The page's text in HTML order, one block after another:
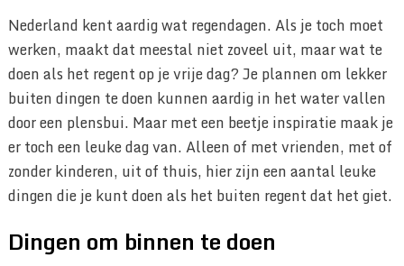
Nederland kent aardig wat regendagen. Als je toch moet
werken, maakt dat meestal niet zoveel uit, maar wat te
doen als het regent op je vrije dag? Je plannen om lekker
buiten dingen te doen kunnen aardig in het water vallen
door een plensbui. Maar met een beetje inspiratie maak je
er toch een leuke dag van. Alleen of met vrienden, met of
zonder kinderen, uit of thuis, hier zijn een aantal leuke
dingen die je kunt doen als het buiten regent dat het giet.
Dingen om binnen te doen